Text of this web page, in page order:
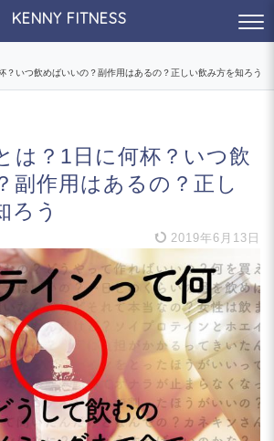
KENNY FITNESS
？いつ飲めばいいの？副作用はあるの？正しい飲み方を知ろう
は？1日に何杯？いつ飲
副作用はあるの？正し
ろう
2019年6月13日